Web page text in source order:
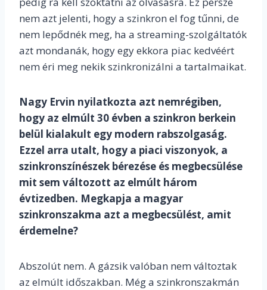
nem azt jelenti, hogy a szinkron el fog tűnni, de
nem lepődnék meg, ha a streaming-szolgáltatók
azt mondanák, hogy egy ekkora piac kedvéért
nem éri meg nekik szinkronizálni a tartalmaikat.
Nagy Ervin nyilatkozta azt nemrégiben,
hogy az elmúlt 30 évben a szinkron berkein
belül kialakult egy modern rabszolgaság.
Ezzel arra utalt, hogy a piaci viszonyok, a
szinkronszínészek bérezése és megbecsülése
mit sem változott az elmúlt három
évtizedben. Megkapja a magyar
szinkronszakma azt a megbecsülést, amit
érdemelne?
Abszolút nem. A gázsik valóban nem változtak
az elmúlt időszakban. Még a szinkronszakmán